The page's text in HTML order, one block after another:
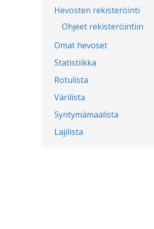
Hevosten rekisteröinti
Ohjeet rekisteröintiin
Omat hevoset
Statistiikka
Rotulista
Värilista
Syntymämaalista
Lajilista